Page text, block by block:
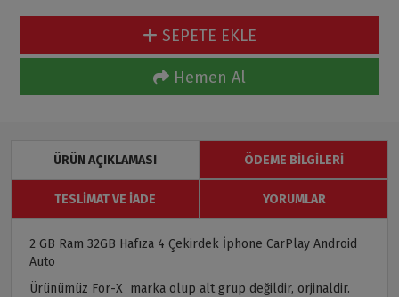
SEPETE EKLE
Hemen Al
ÜRÜN AÇIKLAMASI ÖDEME BILGILERI
TESLIMAT VE İADE YORUMLAR
2 GB Ram 32GB Hafıza 4 Çekirdek İphone CarPlay Android
Auto
Ürünümüz For-X marka olup alt grup değildir, orjinaldir.